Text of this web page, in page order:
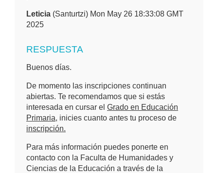
Leticia (Santurtzi) Mon May 26 18:33:08 GMT
2025
RESPUESTA
Buenos días.
De momento las inscripciones continuan
abiertas. Te recomendamos que si estás
interesada en cursar el Grado en Educación
Primaria, inicies cuanto antes tu proceso de
inscripción.
Para más información puedes ponerte en
contacto con la Faculta de Humanidades y
Ciencias de la Educación a través de la